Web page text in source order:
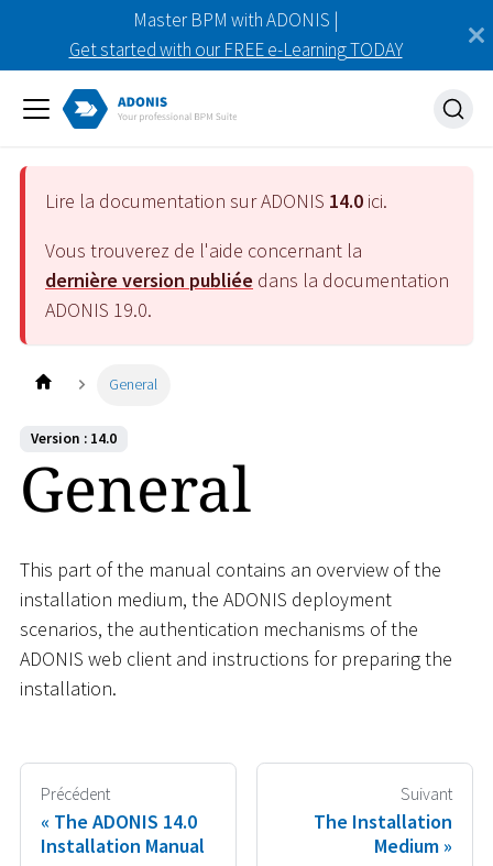
Master BPM with ADONIS |
Get started with our FREE e-Learning TODAY
Lire la documentation sur ADONIS 14.0 ici.
Vous trouverez de l'aide concernant la
dernière version publiée dans la documentation
ADONIS 19.0.
General
Version : 14.0
General
This part of the manual contains an overview of the
installation medium, the ADONIS deployment
scenarios, the authentication mechanisms of the
ADONIS web client and instructions for preparing the
installation.
Précédent
The ADONIS 14.0
Installation Manual
Suivant
The Installation
Medium